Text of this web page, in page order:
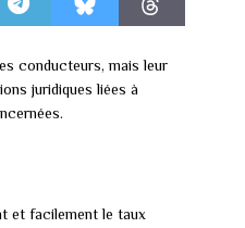
conducteurs, mais leur
juridiques liées à
et facilement le taux